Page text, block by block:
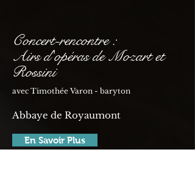
Concert-rencontre :
Airs d'opéras de Mozart et
Rossini
avec Timothée Varon - baryton
Abbaye de Royaumont
En Savoir Plus